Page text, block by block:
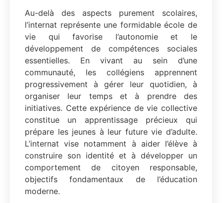
Au-delà des aspects purement scolaires,
l’internat représente une formidable école de
vie qui favorise l’autonomie et le
développement de compétences sociales
essentielles. En vivant au sein d’une
communauté, les collégiens apprennent
progressivement à gérer leur quotidien, à
organiser leur temps et à prendre des
initiatives. Cette expérience de vie collective
constitue un apprentissage précieux qui
prépare les jeunes à leur future vie d’adulte.
L’internat vise notamment à aider l’élève à
construire son identité et à développer un
comportement de citoyen responsable,
objectifs fondamentaux de l’éducation
moderne.